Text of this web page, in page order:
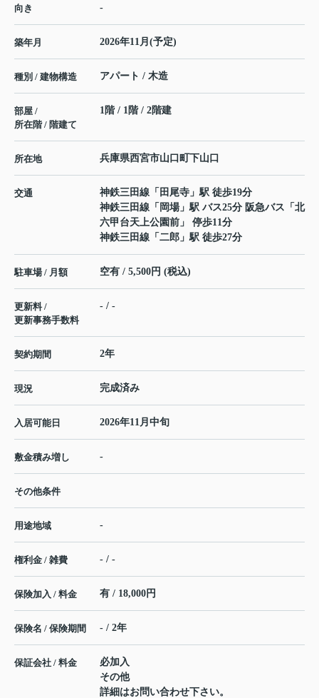
向き -
築年月 2026年11月(予定)
種別 / 建物構造 アパート / 木造
部屋 /
所在階 / 階建て
1階 / 1階 / 2階建
所在地 兵庫県西宮市山口町下山口
交通 神鉄三田線 「 田尾寺 」駅 徒歩19分
神鉄三田線 「 岡場」駅 バス25分 阪急バス「北
六甲台天上公園前」 停歩11分
神鉄三田線 「 二郎 」駅 徒歩27分
駐車場 / 月額 空有 / 5,500円 (税込)
更新料 /
更新事務手数料
- / -
契約期間 2年
現況 完成済み
入居可能日 2026年11月中旬
敷金積み増し -
その他条件
用途地域 -
権利金 / 雑費 - / -
保険加入 / 料金 有 / 18,000円
保険名 / 保険期間 - / 2年
保証会社 / 料金
必加入
その他
詳細はお問い合わせ下さい。